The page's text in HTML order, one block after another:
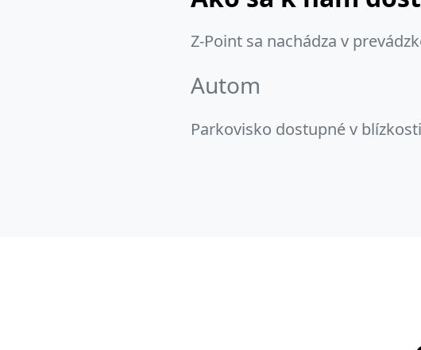
Z-Point sa nachádza v
Autom
Parkovisko dostupné v